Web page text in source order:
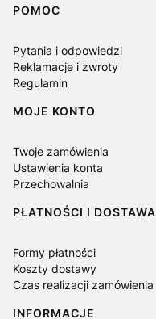
Linki w stopce
POMOC
Pytania i odpowiedzi
Reklamacje i zwroty
Regulamin
MOJE KONTO
Twoje zamówienia
Ustawienia konta
Przechowalnia
PŁATNOŚCI I DOSTAWA
Formy płatności
Koszty dostawy
Czas realizacji zamówienia
INFORMACJE